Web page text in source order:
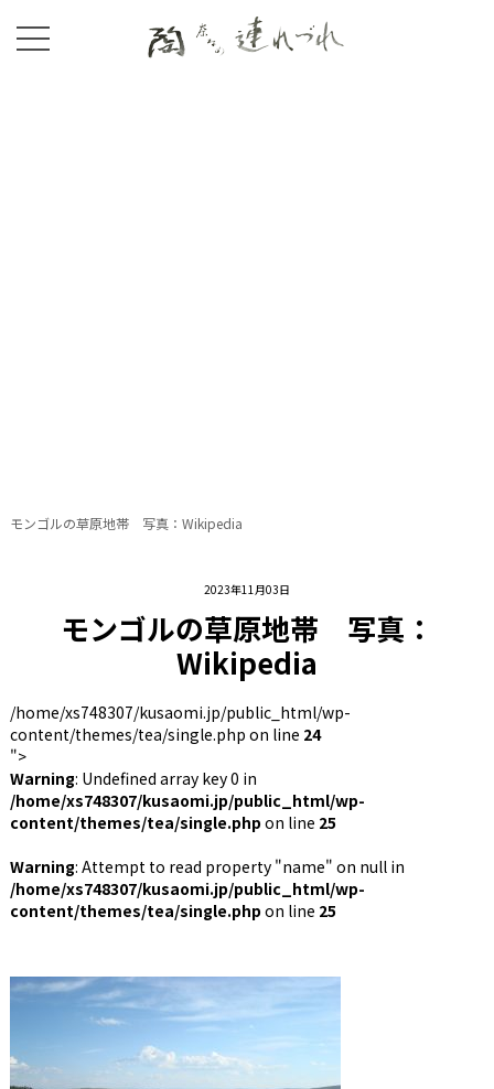
2023年11月03日
モンゴルの草原地帯 写真：
Wikipedia
/home/xs748307/kusaomi.jp/public_html/wp-
content/themes/tea/single.php on line 24
">
Warning: Undefined array key 0 in
/home/xs748307/kusaomi.jp/public_html/wp-
content/themes/tea/single.php on line 25
Warning: Attempt to read property "name" on null in
/home/xs748307/kusaomi.jp/public_html/wp-
content/themes/tea/single.php on line 25
モンゴルの草原地帯 写真：Wikipedia